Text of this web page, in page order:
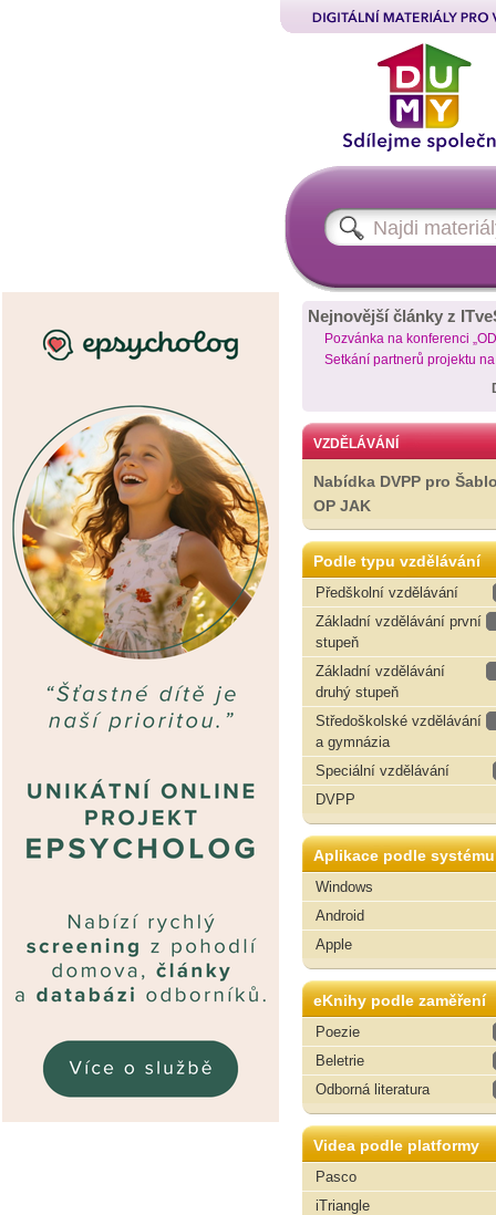
Nejnovější články z
Pozvánka na konferenci
Setkání partnerů projektu
VZDĚLÁVÁNÍ
Nabídka DVPP pro
OP JAK
Podle typu vzdělávání
Předškolní vzdělávání
Základní vzdělávání první
stupeň
Základní vzdělávání
druhý stupeň
Středoškolské vzdělávání
a gymnázia
Speciální vzdělávání
DVPP
Aplikace podle systému
Windows
Android
Apple
eKnihy podle zaměření
Poezie
Beletrie
Odborná literatura
Videa podle platformy
Pasco
iTriangle